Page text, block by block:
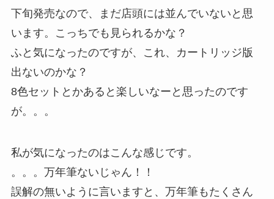
下旬発売なので、まだ店頭には並んでいないと思
います。こっちでも見られるかな？
ふと気になったのですが、これ、カートリッジ版
出ないのかな？
8色セットとかあると楽しいなーと思ったのです
が。。。
私が気になったのはこんな感じです。
。。。万年筆ないじゃん！！
誤解の無いように言いますと、万年筆もたくさん